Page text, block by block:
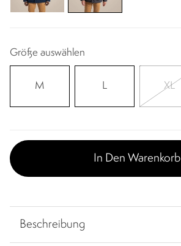
Größe auswählen
M L XL
In Den Warenkorb
Beschreibung